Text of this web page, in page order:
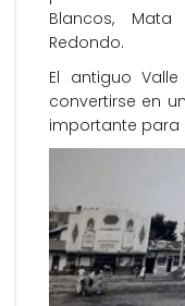
Blancos,
Redondo.
El antiguo
convertirse en
importante para